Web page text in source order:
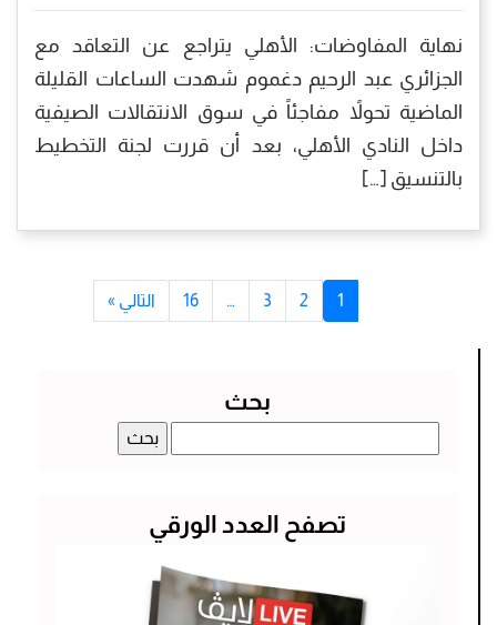
نهاية المفاوضات: الأهلي يتراجع عن التعاقد مع
الجزائري عبد الرحيم دغموم شهدت الساعات القليلة
الماضية تحولاً مفاجئاً في سوق الانتقالات الصيفية
داخل النادي الأهلي، بعد أن قررت لجنة التخطيط
بالتنسيق […]
1
2
3
…
16 التالي »
بحث
عن:
تصفح العدد الورقي